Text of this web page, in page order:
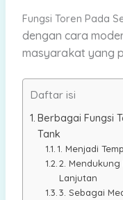
Fungsi Toren Pada
dengan cara
masyarakat yang
Daftar isi
Berbagai Fungsi
Tank
1. Menjadi
2. Mendukung
Lanjutan
3. Sebagai